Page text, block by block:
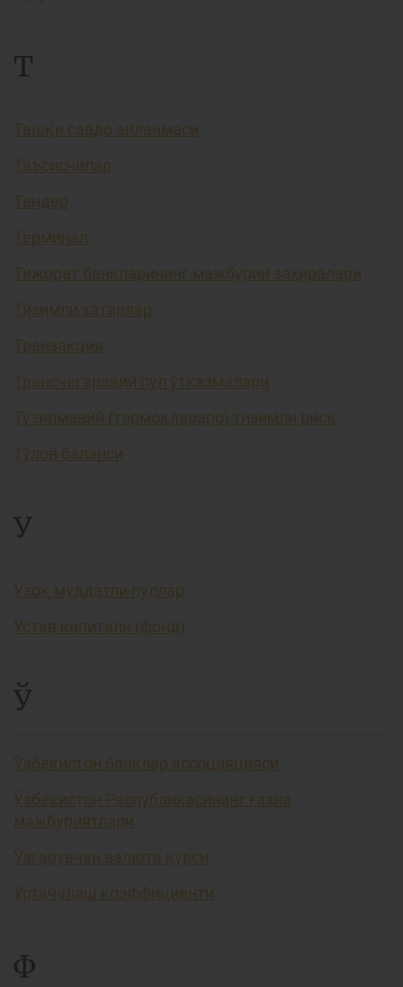
Т
Ташқи савдо айланмаси
Таъсисчилар
Тендер
Терминал
Тижорат банкларининг мажбурий заҳиралари
Тизимли хатарлар
Транзакция
Трансчегаравий пул ўтказмалари
Тузилмавий (тармоқлараро) тизимли риск
Тўлов баланси
У
Узоқ муддатли пуллар
Устав капитали (фонд)
Ў
Ўзбекистон банклар ассоцияцияси
Ўзбекистон Республикасининг ғазна
мажбуриятлари
Ўзгарувчан валюта курси
Ўртачалаш коэффициенти
Ф